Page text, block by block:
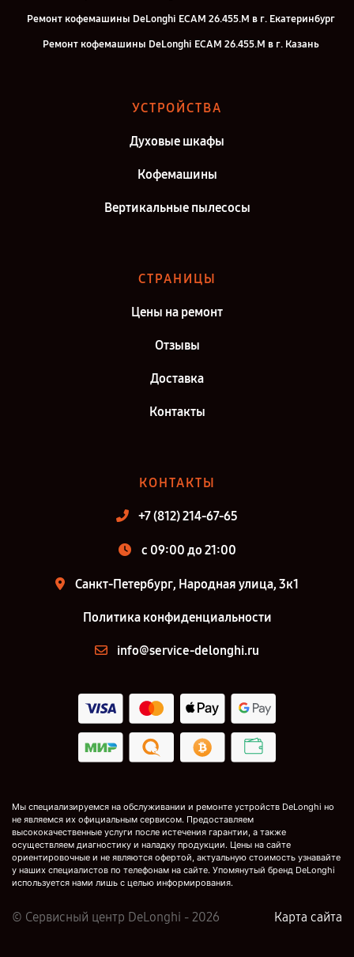
Ремонт кофемашины DeLonghi ECAM 26.455.M в г. Екатеринбург
Ремонт кофемашины DeLonghi ECAM 26.455.M в г. Казань
Ремонт кофемашины DeLonghi ECAM 26.455.M в г. Киров
Ремонт кофемашины DeLonghi ECAM 26.455.M в г. Москва
УСТРОЙСТВА
Духовые шкафы
Кофемашины
Вертикальные пылесосы
СТРАНИЦЫ
Цены на ремонт
Отзывы
Доставка
Контакты
КОНТАКТЫ
+7 (812) 214-67-65
c 09:00 до 21:00
Санкт-Петербург, Народная улица, 3к1
Политика конфиденциальности
info@service-delonghi.ru
Мы специализируемся на обслуживании и ремонте устройств DeLonghi но
не являемся их официальным сервисом. Предоставляем
высококачественные услуги после истечения гарантии, а также
осуществляем диагностику и наладку продукции. Цены на сайте
ориентировочные и не являются офертой, актуальную стоимость узнавайте
у наших специалистов по телефонам на сайте. Упомянутый бренд DeLonghi
используется нами лишь с целью информирования.
© Сервисный центр DeLonghi - 2026 Карта сайта